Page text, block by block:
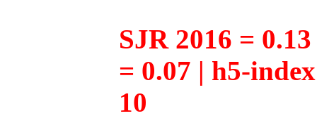
SJR 2016 =
= 0.07 | h5-
10